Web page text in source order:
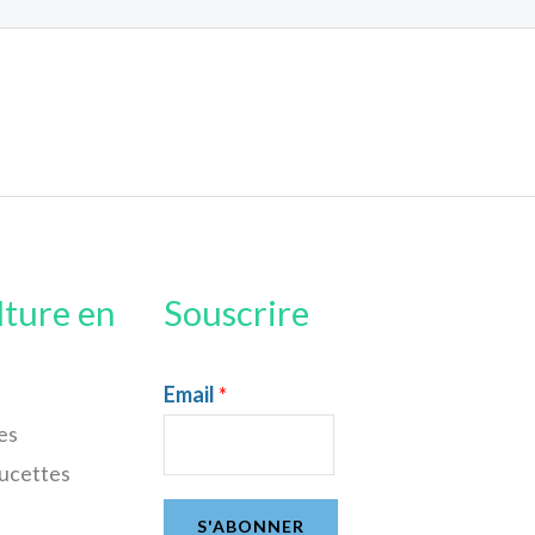
en Souscrire
Email *
S'ABONNER